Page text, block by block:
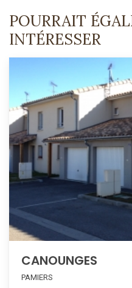
POURRAIT
INTÉRESSER
CANOUNGES
PAMIERS